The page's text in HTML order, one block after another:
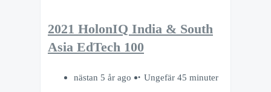
2021 HolonIQ India & South
Asia EdTech 100
nästan 5 år ago
Ungefär 45 minuter